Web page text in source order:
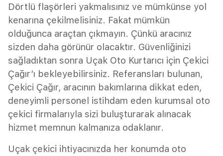
Dörtlü flaşörleri yakmalısınız ve mümkünse yol
kenarına çekilmelisiniz. Fakat mümkün
olduğunca araçtan çıkmayın. Çünkü aracınız
sizden daha görünür olacaktır. Güvenliğinizi
sağladıktan sonra Uçak Oto Kurtarıcı için Çekici
Çağır’ı bekleyebilirsiniz. Referansları bulunan,
Çekici Çağır, aracının bakımlarına dikkat eden,
deneyimli personel istihdam eden kurumsal oto
çekici firmalarıyla sizi buluşturarak alınacak
hizmet memnun kalmanıza odaklanır.
Uçak çekici ihtiyacınızda her konumda oto